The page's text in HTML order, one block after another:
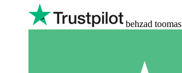
behzad toomas